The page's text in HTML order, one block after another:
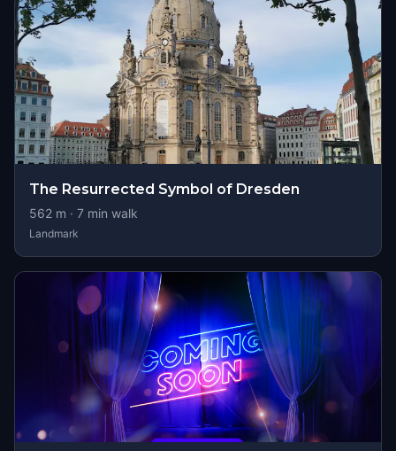
The Resurrected Symbol of Dresden
562 m · 7 min walk
Landmark